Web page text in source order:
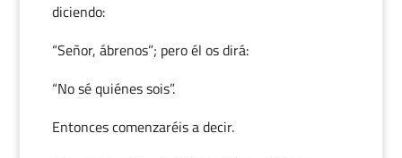
diciendo:
“Señor, ábrenos”; pero él os dirá:
“No sé quiénes sois”.
Entonces comenzaréis a decir.